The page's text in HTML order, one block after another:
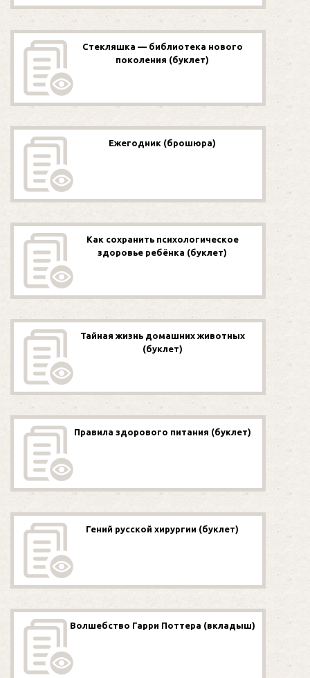
Стекляшка — библиотека нового
поколения (буклет)
Ежегодник (брошюра)
Как сохранить психологическое
здоровье ребёнка (буклет)
Тайная жизнь домашних животных
(буклет)
Правила здорового питания (буклет)
Гений русской хирургии (буклет)
Волшебство Гарри Поттера (вкладыш)